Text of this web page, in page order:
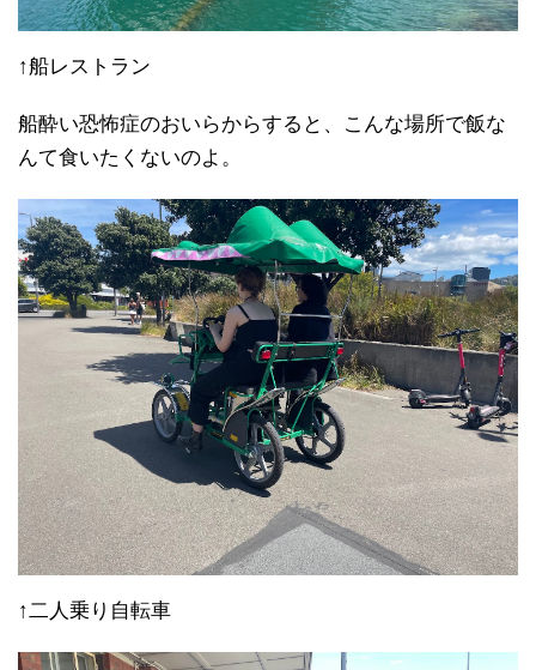
↑船レストラン
船酔い恐怖症のおいらからすると、こんな場所で飯な
んて食いたくないのよ。
↑二人乗り自転車